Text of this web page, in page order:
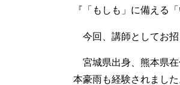
『「もしも」に備える
今回、講師としてお招
宮城県出身、熊本県在
本豪雨も経験されました